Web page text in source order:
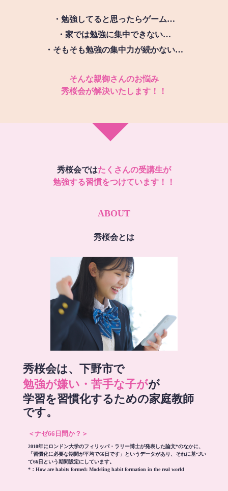
・勉強してると思ったらゲーム…
・家では勉強に集中できない…
・そもそも勉強の集中力が続かない…
そんな親御さんのお悩み
秀桜会が解決いたします！！
秀桜会ではたくさんの受講生が
勉強する習慣をつけています！！
ABOUT
秀桜会とは
秀桜会は、下野市で
勉強が嫌い・苦手な子がが
学習を習慣化するための家庭教師
です。
＜ナゼ66日間か？＞
2010年にロンドン大学のフィリッパ・ラリー博士が発表した論文*のなかに、
「習慣化に必要な期間が平均で66日です」というデータがあり、それに基づい
て66日という期間設定にしています。
*： How are habits formed: Modeling habit formation in the real world